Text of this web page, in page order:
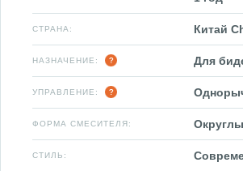
СТРАНА: Китай
НАЗНАЧЕНИЕ: Для
УПРАВЛЕНИЕ:
ФОРМА СМЕСИТЕЛЯ:
СТИЛЬ: